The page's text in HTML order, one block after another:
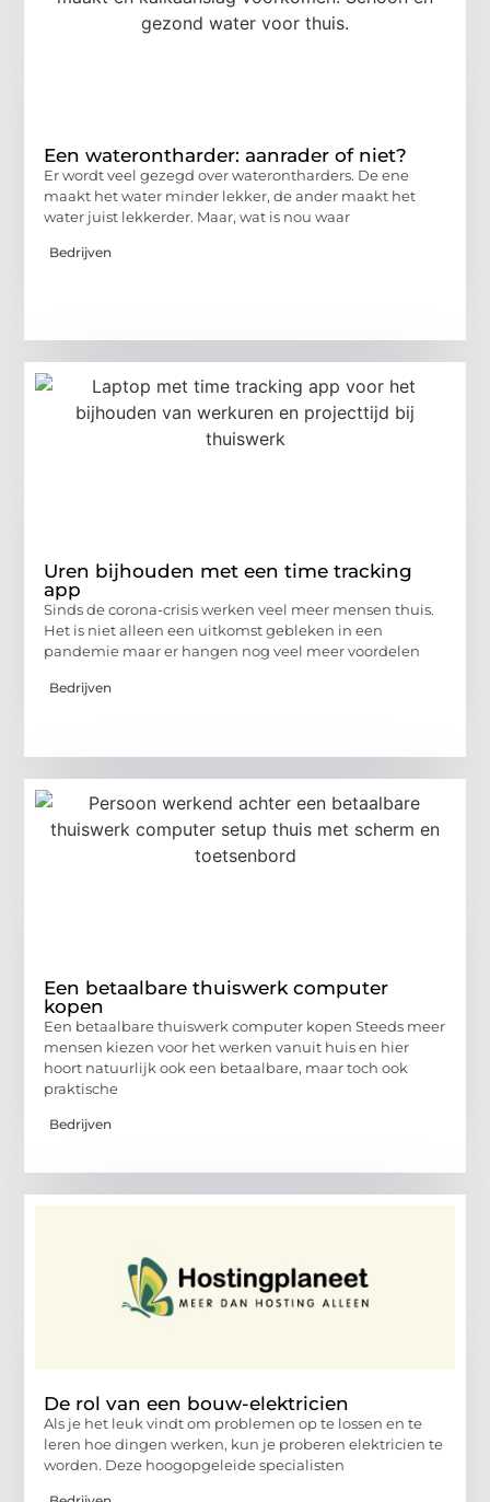
Een waterontharder: aanrader of niet?
Er wordt veel gezegd over waterontharders. De ene
maakt het water minder lekker, de ander maakt het
water juist lekkerder. Maar, wat is nou waar
Bedrijven
Uren bijhouden met een time tracking
app
Sinds de corona-crisis werken veel meer mensen thuis.
Het is niet alleen een uitkomst gebleken in een
pandemie maar er hangen nog veel meer voordelen
Bedrijven
Een betaalbare thuiswerk computer
kopen
Een betaalbare thuiswerk computer kopen Steeds meer
mensen kiezen voor het werken vanuit huis en hier
hoort natuurlijk ook een betaalbare, maar toch ook
praktische
Bedrijven
De rol van een bouw-elektricien
Als je het leuk vindt om problemen op te lossen en te
leren hoe dingen werken, kun je proberen elektricien te
worden. Deze hoogopgeleide specialisten